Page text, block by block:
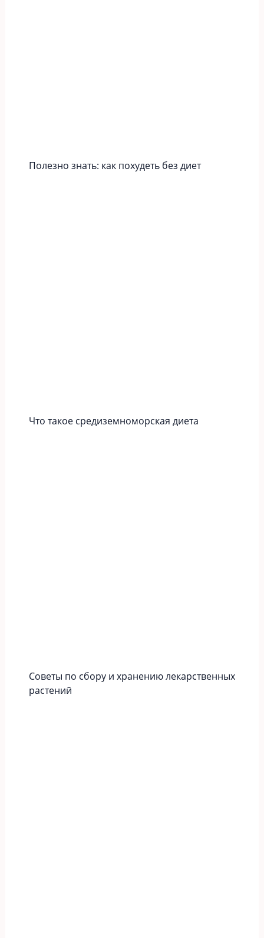
Полезно знать: как похудеть без диет
Что такое средиземноморская диета
Советы по сбору и хранению лекарственных
растений